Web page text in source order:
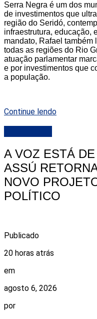
Serra Negra é um dos
de investimentos que
região do Seridó,
infraestrutura, educação,
mandato, Rafael
todas as regiões do Rio
atuação parlamentar
e por investimentos que
a população.
Continue lendo
A VOZ ESTÁ
ASSÚ
NOVO
POLÍTICO
Publicado
20 horas atrás
em
agosto 6, 2026
por